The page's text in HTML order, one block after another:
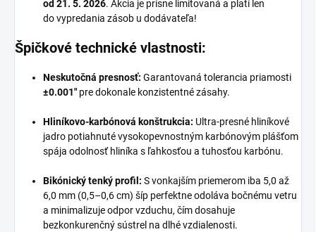
od 21. 5. 2026. Akcia je prísne limitovaná a platí len
do vypredania zásob u dodávateľa!
Špičkové technické vlastnosti:
Neskutočná presnosť: Garantovaná tolerancia priamosti
±0.001" pre dokonale konzistentné zásahy.
Hliníkovo-karbónová konštrukcia: Ultra-presné hliníkové
jadro potiahnuté vysokopevnostným karbónovým plášťom
spája odolnosť hliníka s ľahkosťou a tuhosťou karbónu.
Bikónický tenký profil: S vonkajším priemerom iba 5,0 až
6,0 mm (0,5–0,6 cm) šíp perfektne odoláva bočnému vetru
a minimalizuje odpor vzduchu, čím dosahuje
bezkonkurenčný sústrel na dlhé vzdialenosti.